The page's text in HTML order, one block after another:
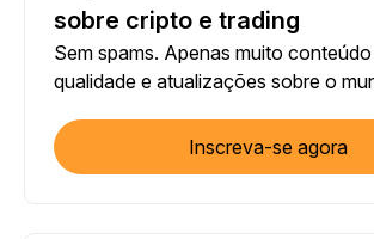
sobre cripto e trading
Sem spams. Apenas muito
qualidade e atualizações sobre o
Inscreva-se agora